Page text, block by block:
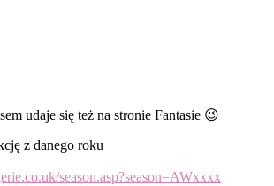
udaje się też na stronie Fantasie 😉
z danego roku
season.asp?season=AWxxxx